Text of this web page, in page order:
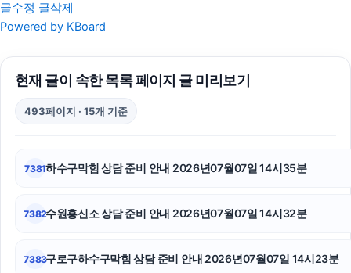
이혼변호사
수원음주운전변호사
금천하수구막힘
글수정 글삭제
Powered by KBoard
현재 글이 속한 목록 페이지 글 미리보기
493페이지 · 15개 기준
7381하수구막힘 상담 준비 안내 2026년07월07일 14시35분
7382수원흥신소 상담 준비 안내 2026년07월07일 14시32분
7383구로구하수구막힘 상담 준비 안내 2026년07월07일 14시23분